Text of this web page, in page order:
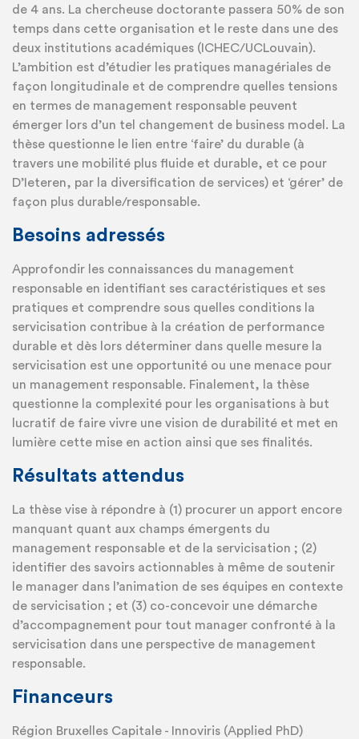
de 4 ans. La chercheuse doctorante passera 50% de son
temps dans cette organisation et le reste dans une des
deux institutions académiques (ICHEC/UCLouvain).
L’ambition est d’étudier les pratiques managériales de
façon longitudinale et de comprendre quelles tensions
en termes de management responsable peuvent
émerger lors d’un tel changement de business model. La
thèse questionne le lien entre ‘faire’ du durable (à
travers une mobilité plus fluide et durable, et ce pour
D’Ieteren, par la diversification de services) et ‘gérer’ de
façon plus durable/responsable.
Besoins adressés
Approfondir les connaissances du management
responsable en identifiant ses caractéristiques et ses
pratiques et comprendre sous quelles conditions la
servicisation contribue à la création de performance
durable et dès lors déterminer dans quelle mesure la
servicisation est une opportunité ou une menace pour
un management responsable. Finalement, la thèse
questionne la complexité pour les organisations à but
lucratif de faire vivre une vision de durabilité et met en
lumière cette mise en action ainsi que ses finalités.
Résultats attendus
La thèse vise à répondre à (1) procurer un apport encore
manquant quant aux champs émergents du
management responsable et de la servicisation ; (2)
identifier des savoirs actionnables à même de soutenir
le manager dans l’animation de ses équipes en contexte
de servicisation ; et (3) co-concevoir une démarche
d’accompagnement pour tout manager confronté à la
servicisation dans une perspective de management
responsable.
Financeurs
Région Bruxelles Capitale - Innoviris (Applied PhD)